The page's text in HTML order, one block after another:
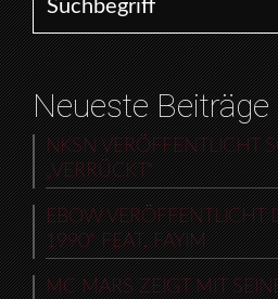
Neueste Beiträge
NKSN VERÖFFENTLICHT
„VERRÜCKT“
EBOW VERÖFFENTLICHT
1990“ FEAT. FAYIM
MC MARS ZEIGT MIT